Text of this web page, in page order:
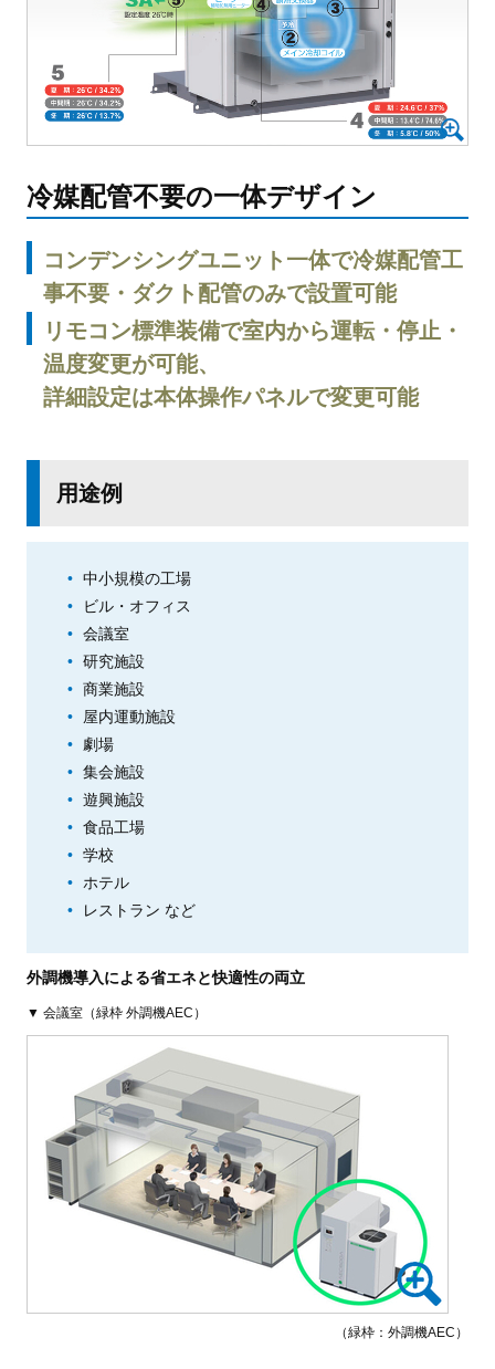
冷媒配管不要の一体デザイン
コンデンシングユニット一体で冷媒配管工
事不要・ダクト配管のみで設置可能
リモコン標準装備で室内から運転・停止・
温度変更が可能、
詳細設定は本体操作パネルで変更可能
用途例
中小規模の工場
ビル・オフィス
会議室
研究施設
商業施設
屋内運動施設
劇場
集会施設
遊興施設
食品工場
学校
ホテル
レストラン など
外調機導入による省エネと快適性の両立
▼ 会議室（緑枠 外調機AEC）
（緑枠：外調機AEC）